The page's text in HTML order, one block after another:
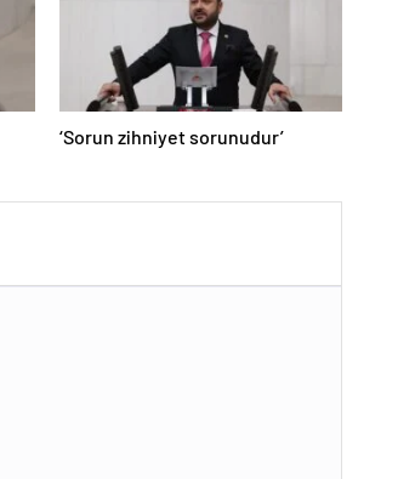
‘Sorun zihniyet sorunudur’